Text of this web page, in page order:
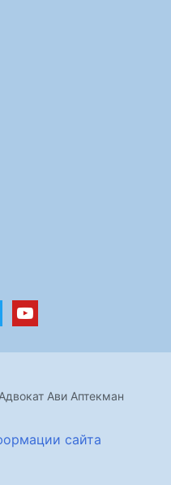
Ави Аптекман
сайта